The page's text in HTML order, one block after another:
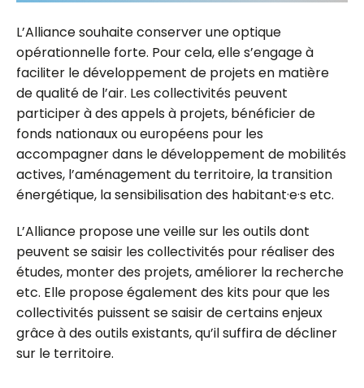
L’Alliance souhaite conserver une optique
opérationnelle forte. Pour cela, elle s’engage à
faciliter le développement de projets en matière
de qualité de l’air. Les collectivités peuvent
participer à des appels à projets, bénéficier de
fonds nationaux ou européens pour les
accompagner dans le développement de mobilités
actives, l’aménagement du territoire, la transition
énergétique, la sensibilisation des habitant·e·s etc.
L’Alliance propose une veille sur les outils dont
peuvent se saisir les collectivités pour réaliser des
études, monter des projets, améliorer la recherche
etc. Elle propose également des kits pour que les
collectivités puissent se saisir de certains enjeux
grâce à des outils existants, qu’il suffira de décliner
sur le territoire.